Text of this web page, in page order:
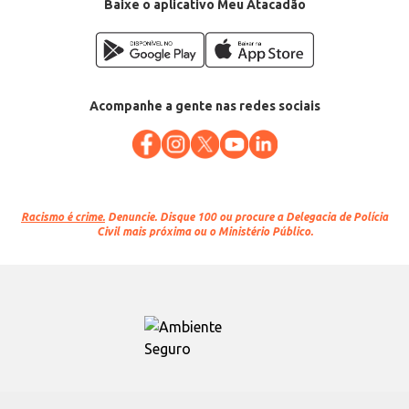
Baixe o aplicativo Meu Atacadão
Acompanhe a gente nas redes sociais
Racismo é crime. Denuncie. Disque 100 ou procure a Delegacia de Polícia
Civil mais próxima ou o Ministério Público.